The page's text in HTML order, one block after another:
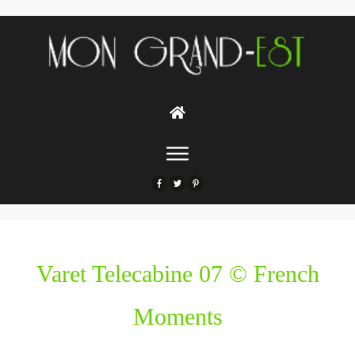
Varet Telecabine 07 © French
Moments